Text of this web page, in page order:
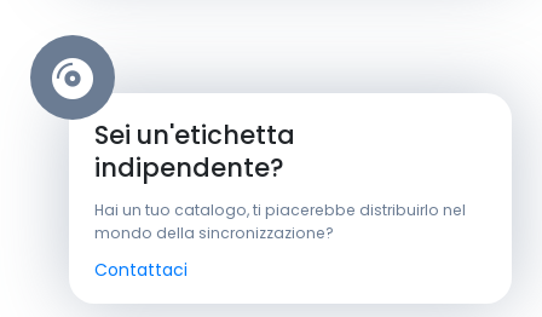
Sei un'etichetta
indipendente?
Hai un tuo catalogo, ti piacerebbe distribuirlo nel
mondo della sincronizzazione?
Contattaci